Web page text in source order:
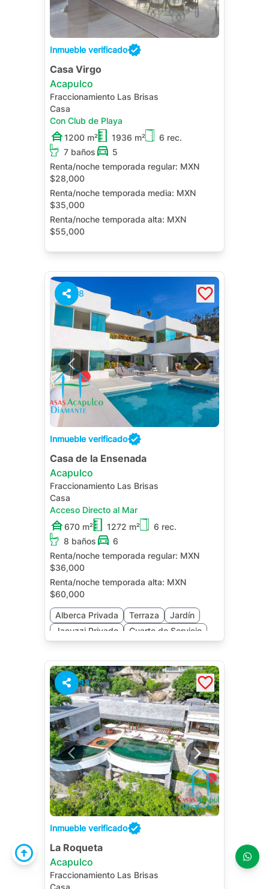
Inmueble verificado
Casa Virgo
Acapulco
Fraccionamiento Las Brisas
Casa
Con Club de Playa
1200 m²
1936 m²
6 rec.
7 baños
5
Renta/noche temporada regular: MXN
$28,000
Renta/noche temporada media: MXN
$35,000
Renta/noche temporada alta: MXN
$55,000
Alberca Privada
Jacuzzi Privado
Terraza
Cuarto de Servicio
Sala de TV
Estudio
8
Inmueble verificado
Casa de la Ensenada
Acapulco
Fraccionamiento Las Brisas
Casa
Acceso Directo al Mar
670 m²
1272 m²
6 rec.
8 baños
6
Renta/noche temporada regular: MXN
$36,000
Renta/noche temporada alta: MXN
$60,000
Alberca Privada Terraza
Jardín
Jacuzzi Privado
Cuarto de Servicio
93
Inmueble verificado
La Roqueta
Acapulco
Fraccionamiento Las Brisas
Casa